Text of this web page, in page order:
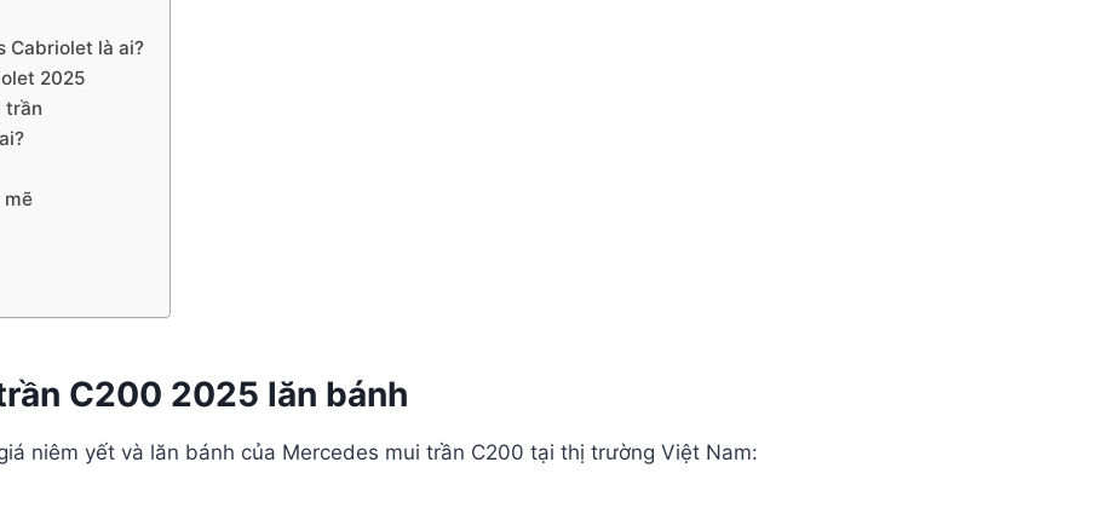
Cabriolet là ai?
2025
trần
mẽ
C200 2025 lăn bánh
niêm yết và lăn bánh của Mercedes mui trần C200 tại thị trường Việt Nam: